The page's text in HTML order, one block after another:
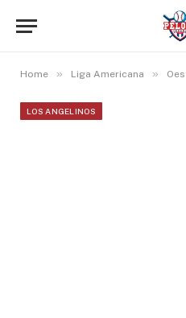
Home » Liga Americana »
LOS ANGELINOS